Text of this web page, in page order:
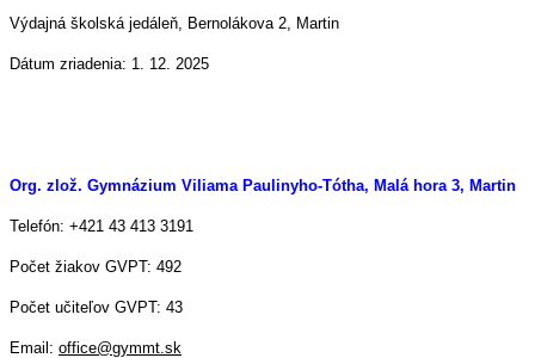
Výdajná školská jedáleň, Bernolákova 2, Martin
Dátum zriadenia: 1. 12. 2025
Org. zlož. Gymnázium Viliama Paulinyho-Tótha, Malá hora 3, Martin
Telefón: +421 43 413 3191
Počet žiakov GVPT: 492
Počet učiteľov GVPT: 43
Email: office@gymmt.sk